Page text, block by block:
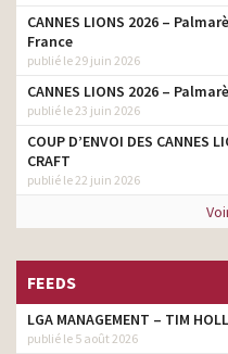
CANNES LIONS 2026 –
France
publié le 29 juin 2026
CANNES LIONS 2026 –
publié le 23 juin 2026
COUP D’ENVOI DES CANNES
CRAFT
publié le 22 juin 2026
FEEDS
LGA MANAGEMENT – TIM
publié le 5 août 2026